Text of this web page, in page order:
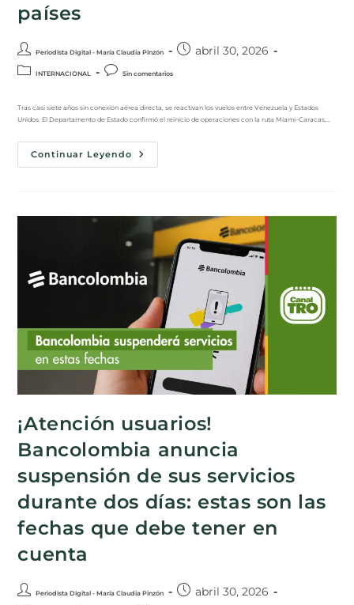
países
Periodista Digital - María Claudia Pinzón abril 30, 2026
INTERNACIONAL Sin comentarios
Tras casi siete años sin conexión aérea directa, se reactivan los vuelos entre Venezuela y Estados
Unidos. El Departamento de Estado confirmó el reinicio de operaciones con la ruta Miami–Caracas,…
Continuar Leyendo
¡Atención usuarios!
Bancolombia anuncia
suspensión de sus servicios
durante dos días: estas son las
fechas que debe tener en
cuenta
Periodista Digital - María Claudia Pinzón abril 30, 2026